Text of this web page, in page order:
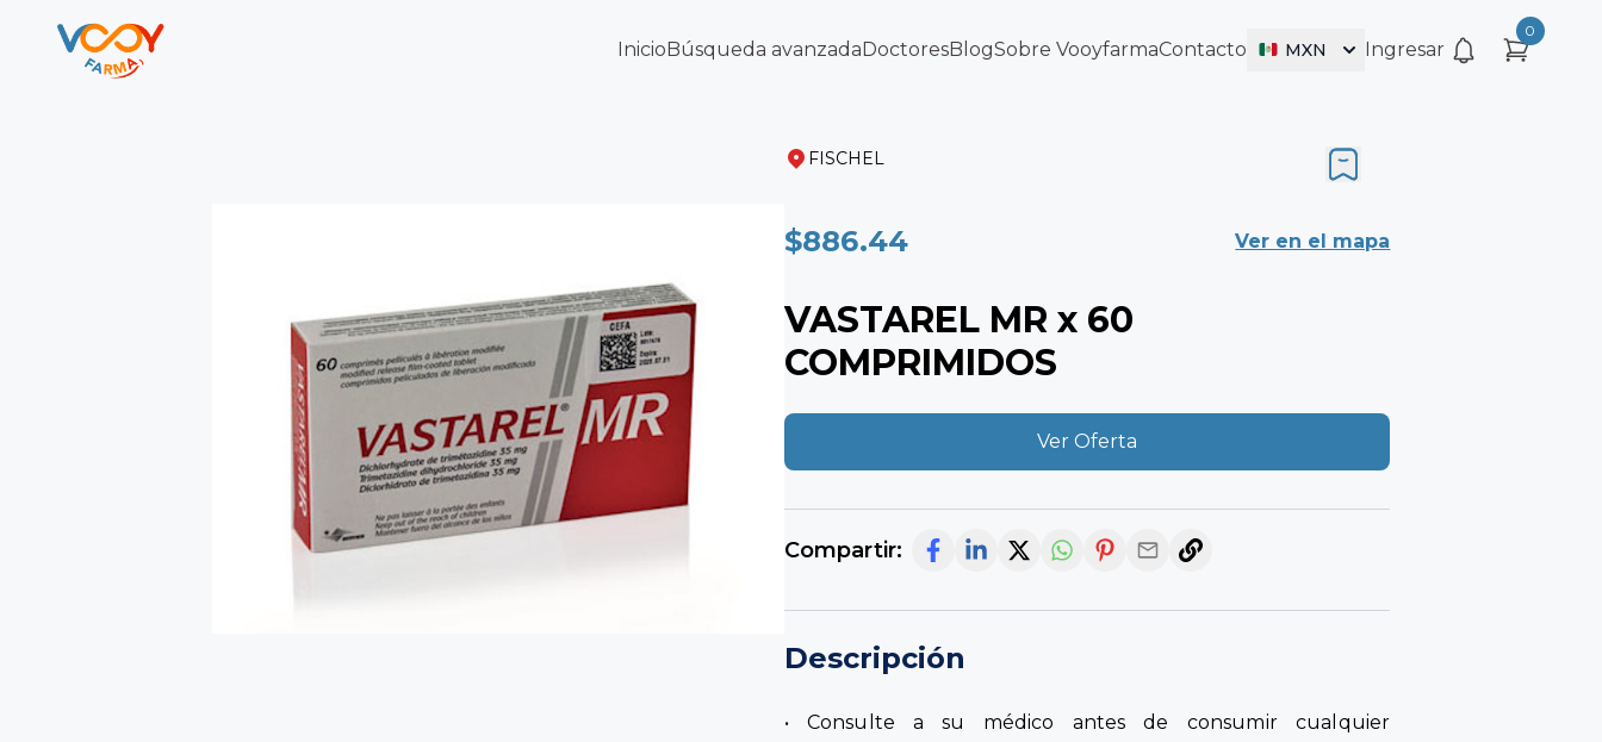
InicioBúsqueda avanzadaDoctoresBlogSobre VooyfarmaContacto MXN Ingresar
0
FISCHEL
$886.44 Ver en el mapa
VASTAREL MR x 60
COMPRIMIDOS
Ver Oferta
Compartir:
Descripción
• Consulte a su médico antes de consumir cualquier